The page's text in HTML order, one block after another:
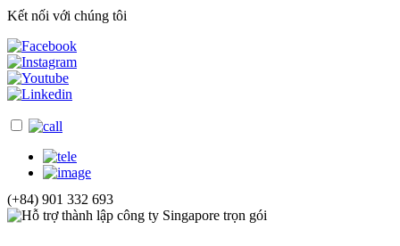
Kết nối với chúng tôi
(+84) 901 332 693